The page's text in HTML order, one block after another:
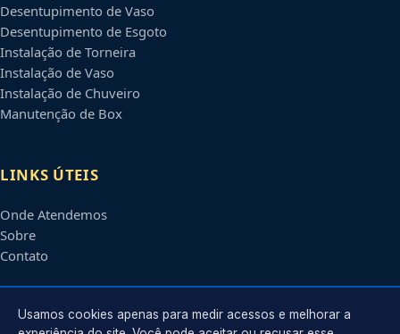
Desentupimento de Vaso
Desentupimento de Esgoto
Instalação de Torneira
Instalação de Vaso
Instalação de Chuveiro
Manutenção de Box
LINKS ÚTEIS
Onde Atendemos
Sobre
Contato
CONTATO
Usamos cookies apenas para medir acessos e melhorar a